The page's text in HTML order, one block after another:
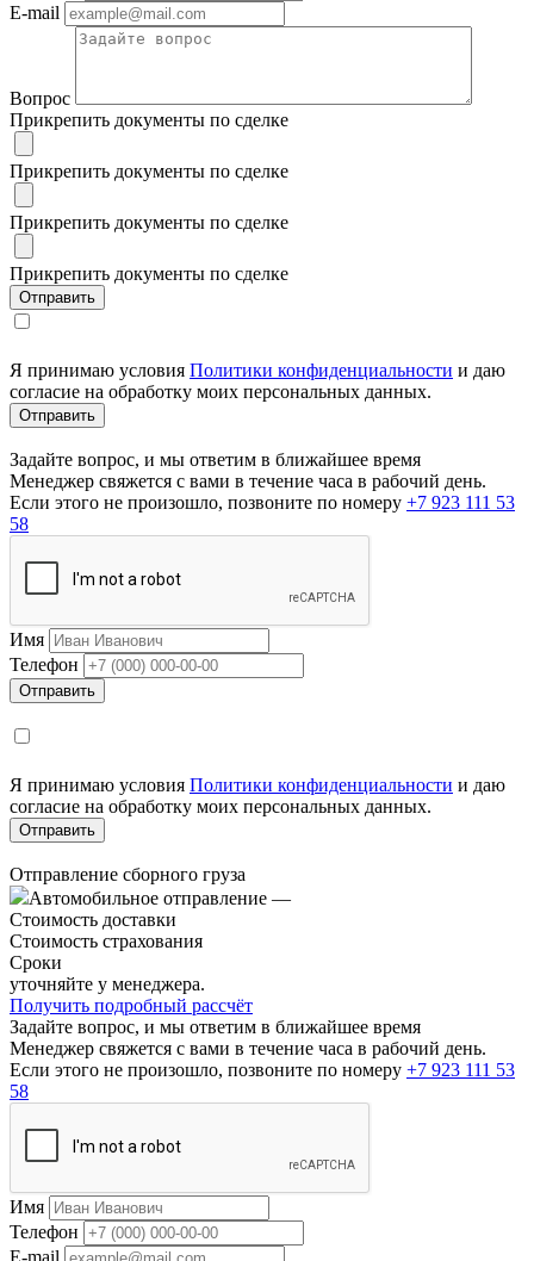
E-mail
Вопрос
Прикрепить документы по сделке
Прикрепить документы по сделке
Прикрепить документы по сделке
Прикрепить документы по сделке
Я принимаю условия Политики конфиденциальности и даю
согласие на обработку моих персональных данных.
Задайте вопрос, и мы ответим в ближайшее время
Менеджер свяжется с вами в течение часа в рабочий день.
Если этого не произошло, позвоните по номеру +7 923 111 53
58
Имя
Телефон
Я принимаю условия Политики конфиденциальности и даю
согласие на обработку моих персональных данных.
Отправление сборного груза
Автомобильное отправление —
Стоимость доставки
Стоимость страхования
Сроки
уточняйте у менеджера.
Получить подробный рассчёт
Задайте вопрос, и мы ответим в ближайшее время
Менеджер свяжется с вами в течение часа в рабочий день.
Если этого не произошло, позвоните по номеру +7 923 111 53
58
Имя
Телефон